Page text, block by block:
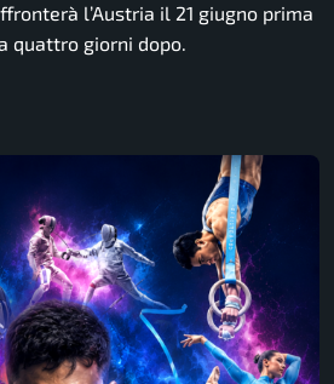
l’Austria il 21 giugno prima
quattro giorni dopo.